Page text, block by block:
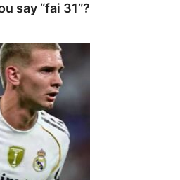
say “fai 31”?